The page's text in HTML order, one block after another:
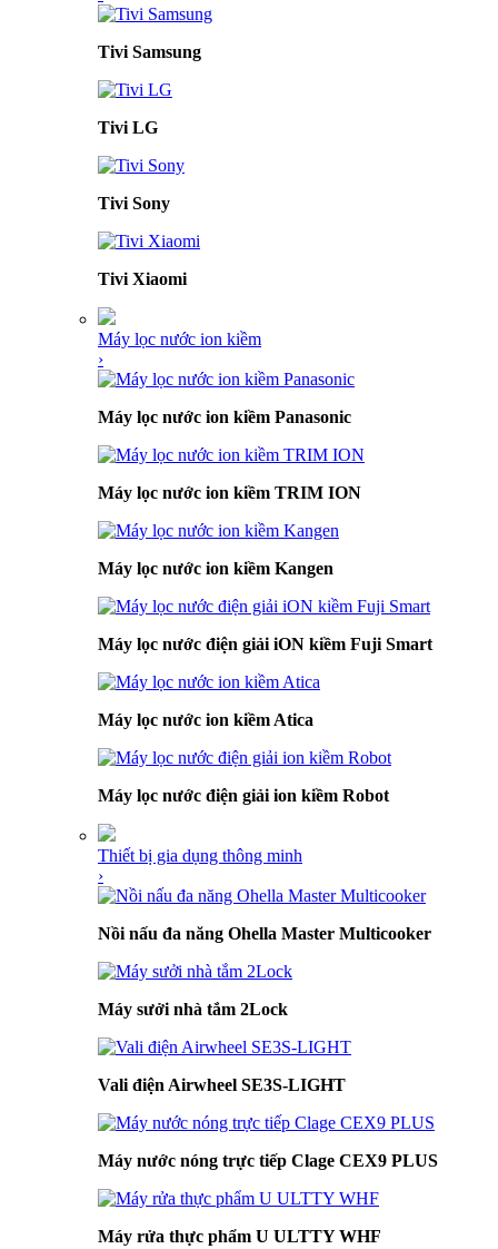
Tivi Samsung
Tivi LG
Tivi Sony
Tivi Xiaomi
Máy lọc nước ion kiềm
›
Máy lọc nước ion kiềm Panasonic
Máy lọc nước ion kiềm TRIM ION
Máy lọc nước ion kiềm Kangen
Máy lọc nước điện giải iON kiềm Fuji Smart
Máy lọc nước ion kiềm Atica
Máy lọc nước điện giải ion kiềm Robot
Thiết bị gia dụng thông minh
›
Nồi nấu đa năng Ohella Master Multicooker
Máy sưởi nhà tắm 2Lock
Vali điện Airwheel SE3S-LIGHT
Máy nước nóng trực tiếp Clage CEX9 PLUS
Máy rửa thực phẩm U ULTTY WHF